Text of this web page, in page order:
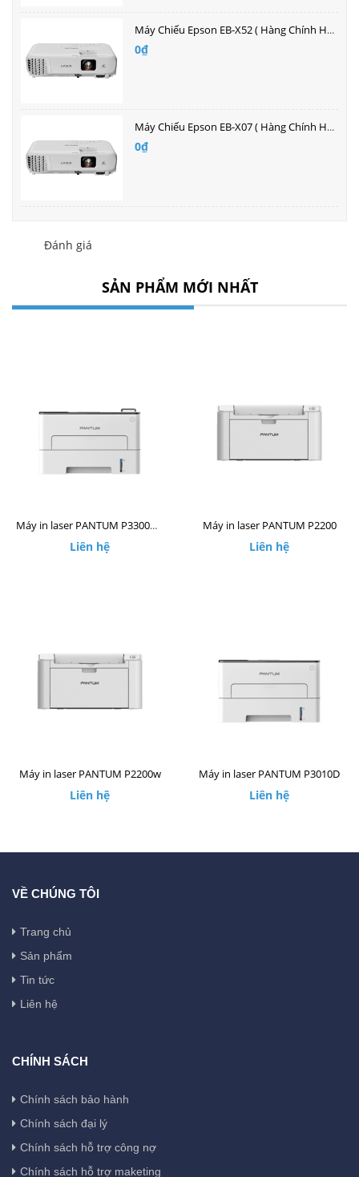
Máy Chiếu Epson EB-X52 ( Hàng Chính Hãng )| Bán buôn giá tốt nhất
0₫
Máy Chiếu Epson EB-X07 ( Hàng Chính Hãng )| Bán buôn giá tốt nhất
0₫
Đánh giá
SẢN PHẨM MỚI NHẤT
Máy in laser PANTUM P3300DW
Liên hệ
Máy in laser PANTUM P2200
Liên hệ
Máy in laser PANTUM P2200w
Liên hệ
Máy in laser PANTUM P3010D
Liên hệ
VỀ CHÚNG TÔI
Trang chủ
Sản phẩm
Tin tức
Liên hệ
CHÍNH SÁCH
Chính sách bảo hành
Chính sách đại lý
Chính sách hỗ trợ công nợ
Chính sách hỗ trợ maketing